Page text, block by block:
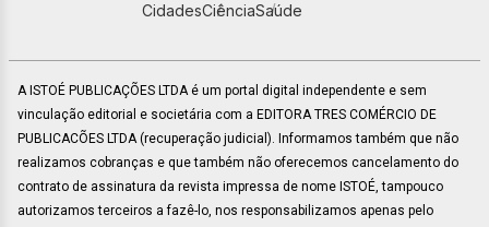
CidadesCiênciaSaúde
A ISTOÉ PUBLICAÇÕES LTDA é um portal digital independente e sem
vinculação editorial e societária com a EDITORA TRES COMÉRCIO DE
PUBLICACÕES LTDA (recuperação judicial). Informamos também que não
realizamos cobranças e que também não oferecemos cancelamento do
contrato de assinatura da revista impressa de nome ISTOÉ, tampouco
autorizamos terceiros a fazê-lo, nos responsabilizamos apenas pelo